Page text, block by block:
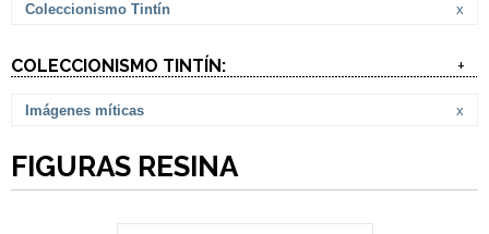
Coleccionismo Tintín x
COLECCIONISMO TINTÍN: +
Imágenes míticas x
FIGURAS RESINA